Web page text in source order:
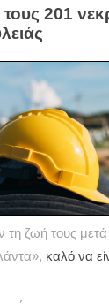
201
τη ζωή τους
καλό να